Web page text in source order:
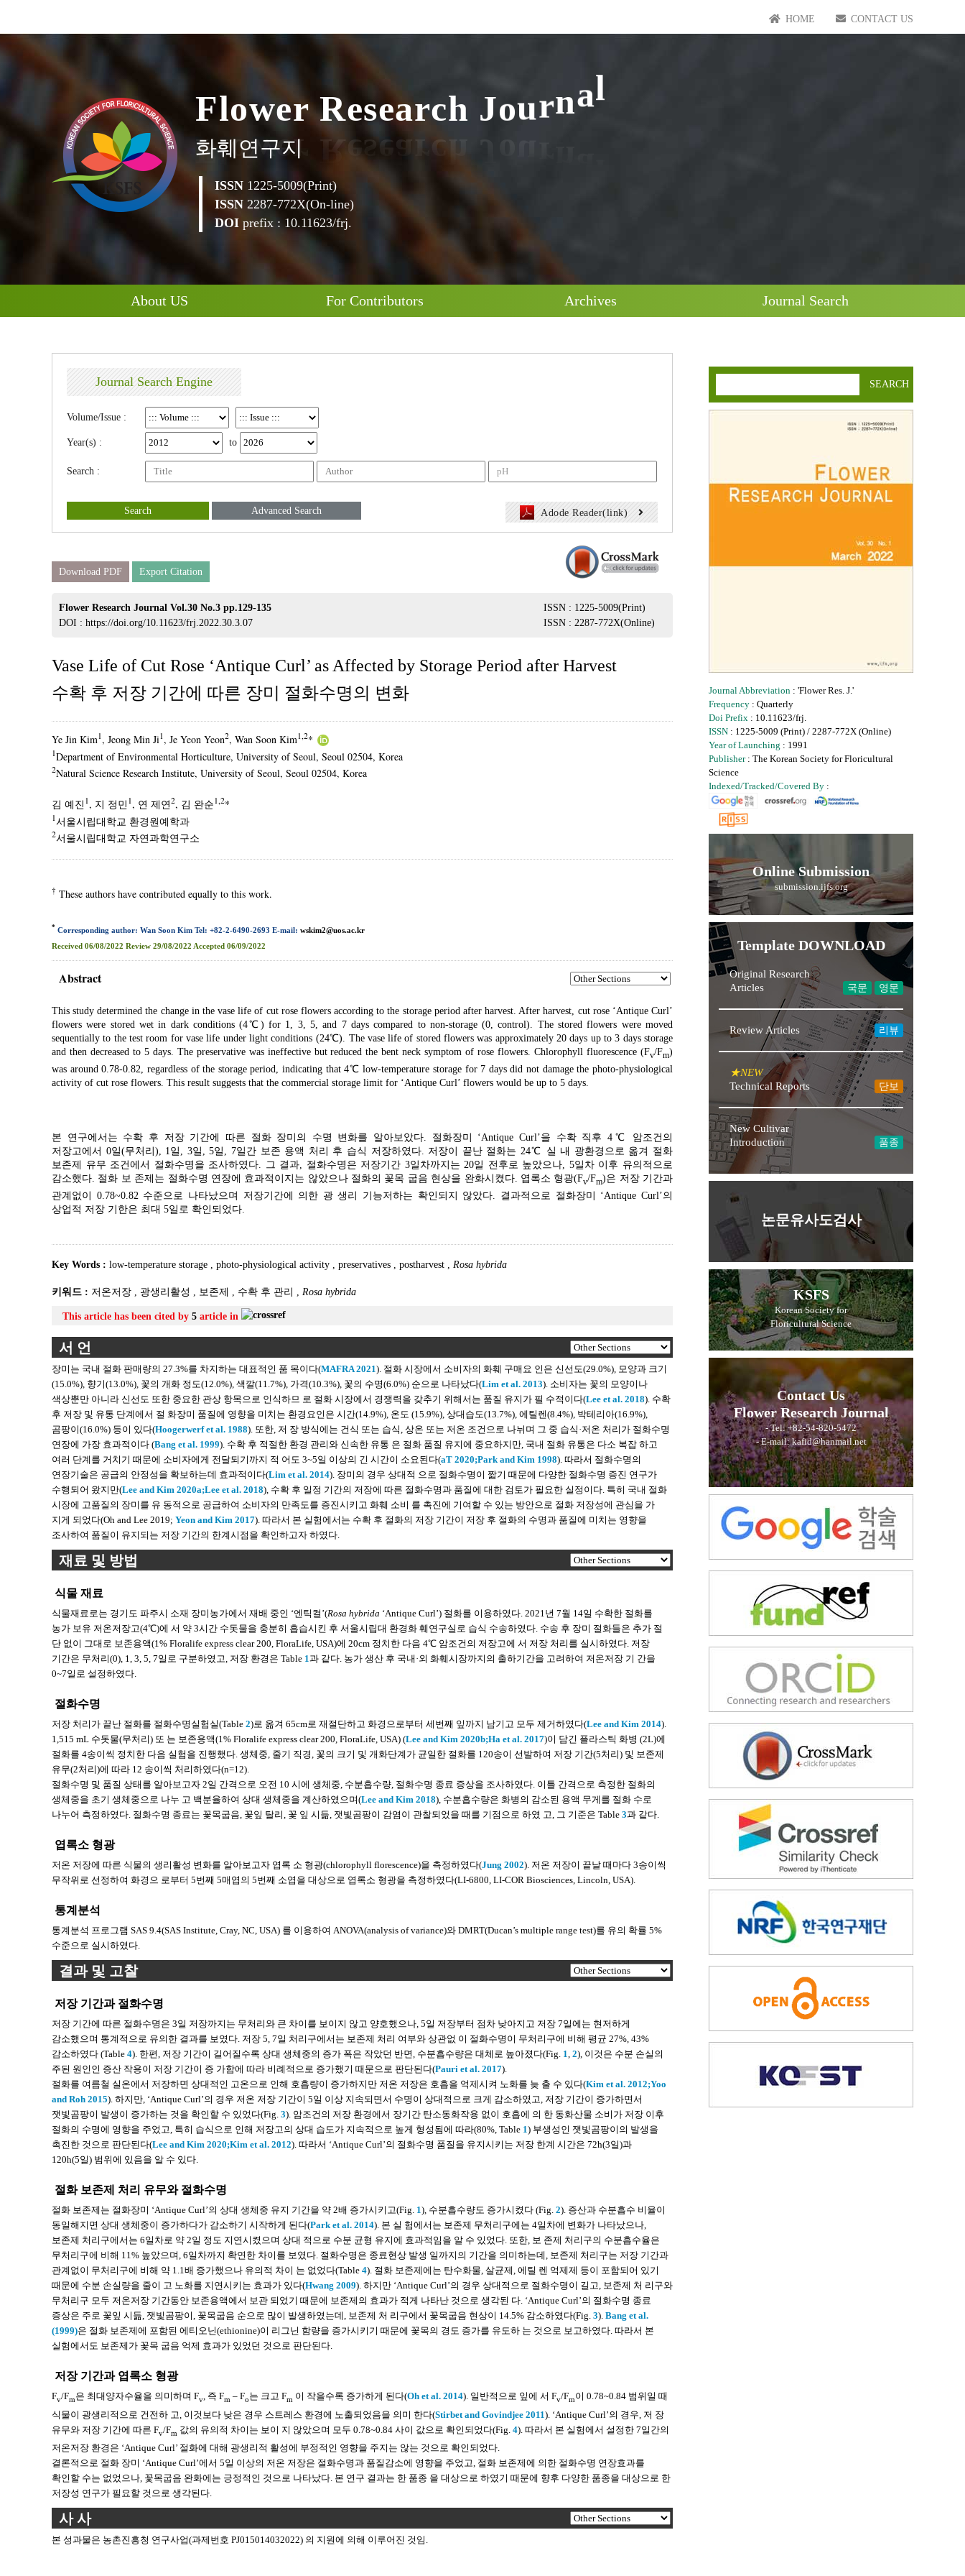
HOME CONTACT US
Flo w er Research Journal
화훼연구지
ISSN 1225-5009(Print)
ISSN 2287-772X(On-line)
DOI prefix : 10.11623/frj.
About US For Contributors Archives Journal Search
Journal Search Engine
Volume/Issue :
Year(s) : to
Search :
Search Advanced Search Adode Reader(link)
Download PDF Export Citation
ISSN : 1225-5009(Print)
ISSN : 2287-772X(Online)
Flower Research Journal Vol.30 No.3 pp.129-135
DOI : https://doi.org/10.11623/frj.2022.30.3.07
Vase Life of Cut Rose ‘Antique Curl’ as Affected by Storage Period after Harvest
수확 후 저장 기간에 따른 장미 절화수명의 변화
Ye Jin Kim1, Jeong Min Ji1, Je Yeon Yeon2, Wan Soon Kim1,2*
1Department of Environmental Horticulture, University of Seoul, Seoul 02504, Korea
2Natural Science Research Institute, University of Seoul, Seoul 02504, Korea
김 예진 1 , 지 정민 1 , 연 제연2, 김 완순 1,2*
1서울시립대학교 환경원예학과
2서울시립대학교 자연과학연구소
† These authors have contributed equally to this work.
* Corresponding author: Wan Soon Kim Tel: +82-2-6490-2693 E-mail: wskim2@uos.ac.kr
Received 06/08/2022 Review 29/08/2022 Accepted 06/09/2022
Abstract
This study determined the change in the vase life of cut rose flowers according to the storage period after harvest. After harvest, cut rose ‘Antique Curl’
flowers were stored wet in dark conditions (4℃) for 1, 3, 5, and 7 days compared to non-storage (0, control). The stored flowers were moved
sequentially to the test room for vase life under light conditions (24℃). The vase life of stored flowers was approximately 20 days up to 3 days storage
and then decreased to 5 days. The preservative was ineffective but reduced the bent neck symptom of rose flowers. Chlorophyll fluorescence (Fv/Fm)
was around 0.78-0.82, regardless of the storage period, indicating that 4℃ low-temperature storage for 7 days did not damage the photo-physiological
activity of cut rose flowers. This result suggests that the commercial storage limit for ‘Antique Curl’ flowers would be up to 5 days.
본 연구에서는 수확 후 저장 기간에 따른 절화 장미의 수명 변화를 알아보았다. 절화장미 ‘Antique Curl’을 수확 직후 4℃ 암조건의
저장고에서 0일(무처리), 1일, 3일, 5일, 7일간 보존 용액 처리 후 습식 저장하였다. 저장이 끝난 절화는 24℃ 실 내 광환경으로 옮겨 절화
보존제 유무 조건에서 절화수명을 조사하였다. 그 결과, 절화수명은 저장기간 3일차까지는 20일 전후로 높았으나, 5일차 이후 유의적으로
감소했다. 절화 보 존제는 절화수명 연장에 효과적이지는 않았으나 절화의 꽃목 굽음 현상을 완화시켰다. 엽록소 형광(Fv/Fm)은 저장 기간과
관계없이 0.78~0.82 수준으로 나타났으며 저장기간에 의한 광 생리 기능저하는 확인되지 않았다. 결과적으로 절화장미 ‘Antique Curl’의
상업적 저장 기한은 최대 5일로 확인되었다.
Key Words : low-temperature storage photo-physiological activity preservatives postharvest Rosa hybrida
키워드 : 저온저장 광생리활성 보존제 수확 후 관리 Rosa hybrida
This article has been cited by 5 article in
서 언
장미는 국내 절화 판매량의 27.3%를 차지하는 대표적인 품 목이다(MAFRA 2021). 절화 시장에서 소비자의 화훼 구매요 인은 신선도(29.0%), 모양과 크기
(15.0%), 향기(13.0%), 꽃의 개화 정도(12.0%), 색깔(11.7%), 가격(10.3%), 꽃의 수명(6.0%) 순으로 나타났다(Lim et al. 2013). 소비자는 꽃의 모양이나
색상뿐만 아니라 신선도 또한 중요한 관상 항목으로 인식하므 로 절화 시장에서 경쟁력을 갖추기 위해서는 품질 유지가 필 수적이다(Lee et al. 2018). 수확
후 저장 및 유통 단계에서 절 화장미 품질에 영향을 미치는 환경요인은 시간(14.9%), 온도 (15.9%), 상대습도(13.7%), 에틸렌(8.4%), 박테리아(16.9%),
곰팡이(16.0%) 등이 있다(Hoogerwerf et al. 1988). 또한, 저 장 방식에는 건식 또는 습식, 상온 또는 저온 조건으로 나뉘며 그 중 습식·저온 처리가 절화수명
연장에 가장 효과적이다 (Bang et al. 1999). 수확 후 적절한 환경 관리와 신속한 유통 은 절화 품질 유지에 중요하지만, 국내 절화 유통은 다소 복잡 하고
여러 단계를 거치기 때문에 소비자에게 전달되기까지 적 어도 3~5일 이상의 긴 시간이 소요된다(aT 2020;Park and Kim 1998). 따라서 절화수명의
연장기술은 공급의 안정성을 확보하는데 효과적이다(Lim et al. 2014). 장미의 경우 상대적 으로 절화수명이 짧기 때문에 다양한 절화수명 증진 연구가
수행되어 왔지만(Lee and Kim 2020a;Lee et al. 2018), 수확 후 일정 기간의 저장에 따른 절화수명과 품질에 대한 검토가 필요한 실정이다. 특히 국내 절화
시장에 고품질의 장미를 유 동적으로 공급하여 소비자의 만족도를 증진시키고 화훼 소비 를 촉진에 기여할 수 있는 방안으로 절화 저장성에 관심을 가
지게 되었다(Oh and Lee 2019; Yeon and Kim 2017). 따라서 본 실험에서는 수확 후 절화의 저장 기간이 저장 후 절화의 수명과 품질에 미치는 영향을
조사하여 품질이 유지되는 저장 기간의 한계시점을 확인하고자 하였다.
재료 및 방법
식물 재료
식물재료로는 경기도 파주시 소재 장미농가에서 재배 중인 ‘엔틱컬’(Rosa hybrida ‘Antique Curl’) 절화를 이용하였다. 2021년 7월 14일 수확한 절화를
농가 보유 저온저장고(4℃)에 서 약 3시간 수돗물을 충분히 흡습시킨 후 서울시립대 환경화 훼연구실로 습식 수송하였다. 수송 후 장미 절화들은 추가 절
단 없이 그대로 보존용액(1% Floralife express clear 200, FloraLife, USA)에 20cm 정치한 다음 4℃ 암조건의 저장고에 서 저장 처리를 실시하였다. 저장
기간은 무처리(0), 1, 3, 5, 7일로 구분하였고, 저장 환경은 Table 1과 같다. 농가 생산 후 국내·외 화훼시장까지의 출하기간을 고려하여 저온저장 기 간을
0~7일로 설정하였다.
절화수명
저장 처리가 끝난 절화를 절화수명실험실(Table 2)로 옮겨 65cm로 재절단하고 화경으로부터 세번째 잎까지 남기고 모두 제거하였다(Lee and Kim 2014).
1,515 mL 수돗물(무처리) 또 는 보존용액(1% Floralife express clear 200, FloraLife, USA) (Lee and Kim 2020b;Ha et al. 2017)이 담긴 플라스틱 화병 (2L)에
절화를 4송이씩 정치한 다음 실험을 진행했다. 생체중, 줄기 직경, 꽃의 크기 및 개화단계가 균일한 절화를 120송이 선발하여 저장 기간(5처리) 및 보존제
유무(2처리)에 따라 12 송이씩 처리하였다(n=12).
절화수명 및 품질 상태를 알아보고자 2일 간격으로 오전 10 시에 생체중, 수분흡수량, 절화수명 종료 증상을 조사하였다. 이틀 간격으로 측정한 절화의
생체중을 초기 생체중으로 나누 고 백분율하여 상대 생체중을 계산하였으며(Lee and Kim 2018), 수분흡수량은 화병의 감소된 용액 무게를 절화 수로
나누어 측정하였다. 절화수명 종료는 꽃목굽음, 꽃잎 탈리, 꽃 잎 시듦, 잿빛곰팡이 감염이 관찰되었을 때를 기점으로 하였 고, 그 기준은 Table 3과 같다.
엽록소 형광
저온 저장에 따른 식물의 생리활성 변화를 알아보고자 엽록 소 형광(chlorophyll florescence)을 측정하였다(Jung 2002). 저온 저장이 끝날 때마다 3송이씩
무작위로 선정하여 화경으 로부터 5번째 5매엽의 5번째 소엽을 대상으로 엽록소 형광을 측정하였다(LI-6800, LI-COR Biosciences, Lincoln, USA).
통계분석
통계분석 프로그램 SAS 9.4(SAS Institute, Cray, NC, USA) 를 이용하여 ANOVA(analysis of variance)와 DMRT(Ducan’s multiple range test)를 유의 확률 5%
수준으로 실시하였다.
결과 및 고찰
저장 기간과 절화수명
저장 기간에 따른 절화수명은 3일 저장까지는 무처리와 큰 차이를 보이지 않고 양호했으나, 5일 저장부터 점차 낮아지고 저장 7일에는 현저하게
감소했으며 통계적으로 유의한 결과를 보였다. 저장 5, 7일 처리구에서는 보존제 처리 여부와 상관없 이 절화수명이 무처리구에 비해 평균 27%, 43%
감소하였다 (Table 4). 한편, 저장 기간이 길어질수록 상대 생체중의 증가 폭은 작았던 반면, 수분흡수량은 대체로 높아졌다(Fig. 1 2), 이것은 수분 손실의
주된 원인인 증산 작용이 저장 기간이 증 가함에 따라 비례적으로 증가했기 때문으로 판단된다(Pauri et al. 2017).
절화를 여름철 실온에서 저장하면 상대적인 고온으로 인해 호흡량이 증가하지만 저온 저장은 호흡을 억제시켜 노화를 늦 출 수 있다(Kim et al. 2012;Yoo
and Roh 2015). 하지만, ‘Antique Curl’의 경우 저온 저장 기간이 5일 이상 지속되면서 수명이 상대적으로 크게 감소하였고, 저장 기간이 증가하면서
잿빛곰팡이 발생이 증가하는 것을 확인할 수 있었다(Fig. 3). 암조건의 저장 환경에서 장기간 탄소동화작용 없이 호흡에 의 한 동화산물 소비가 저장 이후
절화의 수명에 영향을 주었고, 특히 습식으로 인해 저장고의 상대 습도가 지속적으로 높게 형성됨에 따라(80%, Table 1) 부생성인 잿빛곰팡이의 발생을
촉진한 것으로 판단된다(Lee and Kim 2020;Kim et al. 2012). 따라서 ‘Antique Curl’의 절화수명 품질을 유지시키는 저장 한계 시간은 72h(3일)과
120h(5일) 범위에 있음을 알 수 있다.
절화 보존제 처리 유무와 절화수명
절화 보존제는 절화장미 ‘Antique Curl’의 상대 생체중 유지 기간을 약 2배 증가시키고(Fig. 1), 수분흡수량도 증가시켰다 (Fig. 2). 증산과 수분흡수 비율이
동일해지면 상대 생체중이 증가하다가 감소하기 시작하게 된다(Park et al. 2014). 본 실 험에서는 보존제 무처리구에는 4일차에 변화가 나타났으나,
보존제 처리구에서는 6일차로 약 2일 정도 지연시켰으며 상대 적으로 수분 균형 유지에 효과적임을 알 수 있었다. 또한, 보 존제 처리구의 수분흡수율은
무처리구에 비해 11% 높았으며, 6일차까지 확연한 차이를 보였다. 절화수명은 종료현상 발생 일까지의 기간을 의미하는데, 보존제 처리구는 저장 기간과
관계없이 무처리구에 비해 약 1.1배 증가했으나 유의적 차이 는 없었다(Table 4). 절화 보존제에는 탄수화물, 살균제, 에틸 렌 억제제 등이 포함되어 있기
때문에 수분 손실량을 줄이 고 노화를 지연시키는 효과가 있다(Hwang 2009). 하지만 ‘Antique Curl’의 경우 상대적으로 절화수명이 길고, 보존제 처 리구와
무처리구 모두 저온저장 기간동안 보존용액에서 보관 되었기 때문에 보존제의 효과가 적게 나타난 것으로 생각된 다. ‘Antique Curl’의 절화수명 종료
증상은 주로 꽃잎 시듦, 잿빛곰팡이, 꽃목굽음 순으로 많이 발생하였는데, 보존제 처 리구에서 꽃목굽음 현상이 14.5% 감소하였다(Fig. 3). Bang et al.
(1999)은 절화 보존제에 포함된 에티오닌(ethionine)이 리그닌 함량을 증가시키기 때문에 꽃목의 경도 증가를 유도하 는 것으로 보고하였다. 따라서 본
실험에서도 보존제가 꽃목 굽음 억제 효과가 있었던 것으로 판단된다.
저장 기간과 엽록소 형광
Fv/Fm은 최대양자수율을 의미하며 Fv , 즉 Fm – Fo는 크고 Fm 이 작을수록 증가하게 된다(Oh et al. 2014). 일반적으로 잎에 서 Fv/Fm이 0.78~0.84 범위일 때
식물이 광생리적으로 건전하 고, 이것보다 낮은 경우 스트레스 환경에 노출되었음을 의미 한다(Stirbet and Govindjee 2011). ‘Antique Curl’의 경우, 저 장
유무와 저장 기간에 따른 Fv/Fm 값의 유의적 차이는 보이 지 않았으며 모두 0.78~0.84 사이 값으로 확인되었다(Fig. 4). 따라서 본 실험에서 설정한 7일간의
저온저장 환경은 ‘Antique Curl’ 절화에 대해 광생리적 활성에 부정적인 영향을 주지는 않는 것으로 확인되었다.
결론적으로 절화 장미 ‘Antique Curl’에서 5일 이상의 저온 저장은 절화수명과 품질감소에 영향을 주었고, 절화 보존제에 의한 절화수명 연장효과를
확인할 수는 없었으나, 꽃목굽음 완화에는 긍정적인 것으로 나타났다. 본 연구 결과는 한 품종 을 대상으로 하였기 때문에 향후 다양한 품종을 대상으로 한
저장성 연구가 필요할 것으로 생각된다.
사 사
본 성과물은 농촌진흥청 연구사업(과제번호 PJ015014032022) 의 지원에 의해 이루어진 것임.
SEARCH
Journal Abbreviation : 'Flower Res. J.'
Frequency : Quarterly
Doi Prefix : 10.11623/frj.
ISSN : 1225-5009 (Print) / 2287-772X (Online)
Year of Launching : 1991
Publisher: The Korean Society for Floricultural
Science
Indexed/Tracked/Covered By :
Online Submission
submission.ijfs.org
Template DOWNLOAD
Original Research
Articles
국문 영문
Review Articles 리뷰
Technical Reports 단보
New Cultivar
Introduction
품종
논문유사도검사
KSFS
Korean Society for
Floricultural Science
Contact Us
Flower Research Journal
- Tel: +82-54-820-5472
- E-mail: kafid@hanmail.net